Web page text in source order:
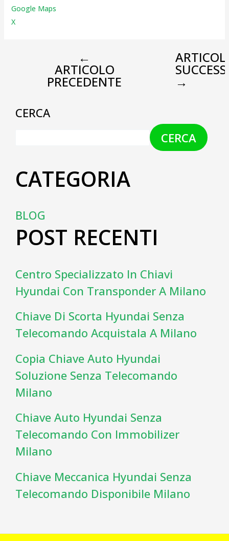
Google Maps
X
←
ARTICOLO
PRECEDENTE →
CERCA
CERCA
CATEGORIA
BLOG
POST RECENTI
Centro Specializzato In Chiavi
Hyundai Con Transponder A Milano
Chiave Di Scorta Hyundai Senza
Telecomando Acquistala A Milano
Copia Chiave Auto Hyundai
Soluzione Senza Telecomando
Milano
Chiave Auto Hyundai Senza
Telecomando Con Immobilizer
Milano
Chiave Meccanica Hyundai Senza
Telecomando Disponibile Milano